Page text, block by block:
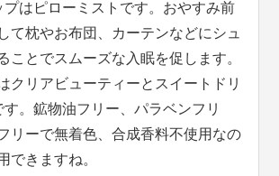
プはピローミストです。おやすみ前
て枕やお布団、カーテンなどにシュ
ことでスムーズな入眠を促します。
クリアビューティーとスイートドリ
。鉱物油フリー、パラベンフリ
リーで無着色、合成香料不使用なの
できますね。